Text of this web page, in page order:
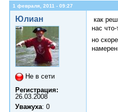
1 февраля, 2011 - 09:27
Юлиан
Не в сети
Регистрация:
26.03.2008
Уважуха: 0
как
нас
но